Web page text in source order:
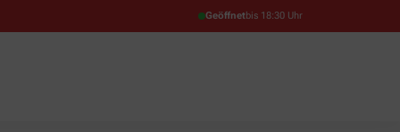
Geöffnetbis 18:30 Uhr